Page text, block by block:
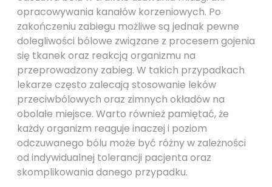
opracowywania kanałów korzeniowych. Po
zakończeniu zabiegu możliwe są jednak pewne
dolegliwości bólowe związane z procesem gojenia
się tkanek oraz reakcją organizmu na
przeprowadzony zabieg. W takich przypadkach
lekarze często zalecają stosowanie leków
przeciwbólowych oraz zimnych okładów na
obolałe miejsce. Warto również pamiętać, że
każdy organizm reaguje inaczej i poziom
odczuwanego bólu może być różny w zależności
od indywidualnej tolerancji pacjenta oraz
skomplikowania danego przypadku.